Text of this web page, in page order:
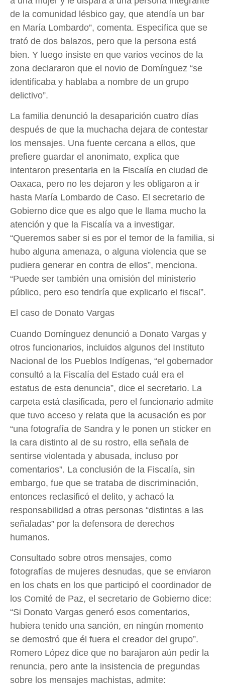
de la comunidad lésbico gay, que atendía un bar
en María Lombardo”, comenta. Especifica que se
trató de dos balazos, pero que la persona está
bien. Y luego insiste en que varios vecinos de la
zona declararon que el novio de Domínguez “se
identificaba y hablaba a nombre de un grupo
delictivo”.
La familia denunció la desaparición cuatro días
después de que la muchacha dejara de contestar
los mensajes. Una fuente cercana a ellos, que
prefiere guardar el anonimato, explica que
intentaron presentarla en la Fiscalía en ciudad de
Oaxaca, pero no les dejaron y les obligaron a ir
hasta María Lombardo de Caso. El secretario de
Gobierno dice que es algo que le llama mucho la
atención y que la Fiscalía va a investigar.
“Queremos saber si es por el temor de la familia, si
hubo alguna amenaza, o alguna violencia que se
pudiera generar en contra de ellos”, menciona.
“Puede ser también una omisión del ministerio
público, pero eso tendría que explicarlo el fiscal”.
El caso de Donato Vargas
Cuando Domínguez denunció a Donato Vargas y
otros funcionarios, incluidos algunos del Instituto
Nacional de los Pueblos Indígenas, “el gobernador
consultó a la Fiscalía del Estado cuál era el
estatus de esta denuncia”, dice el secretario. La
carpeta está clasificada, pero el funcionario admite
que tuvo acceso y relata que la acusación es por
“una fotografía de Sandra y le ponen un sticker en
la cara distinto al de su rostro, ella señala de
sentirse violentada y abusada, incluso por
comentarios”. La conclusión de la Fiscalía, sin
embargo, fue que se trataba de discriminación,
entonces reclasificó el delito, y achacó la
responsabilidad a otras personas “distintas a las
señaladas” por la defensora de derechos
humanos.
Consultado sobre otros mensajes, como
fotografías de mujeres desnudas, que se enviaron
en los chats en los que participó el coordinador de
los Comité de Paz, el secretario de Gobierno dice:
“Si Donato Vargas generó esos comentarios,
hubiera tenido una sanción, en ningún momento
se demostró que él fuera el creador del grupo”.
Romero López dice que no barajaron aún pedir la
renuncia, pero ante la insistencia de pregundas
sobre los mensajes machistas, admite: